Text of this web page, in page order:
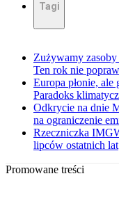
Tagi
Zużywamy
Ten rok nie
Europa płonie,
Paradoks
Odkrycie na dnie
na ograniczenie
Rzeczniczka
lipców ostatnich lat
Promowane treści